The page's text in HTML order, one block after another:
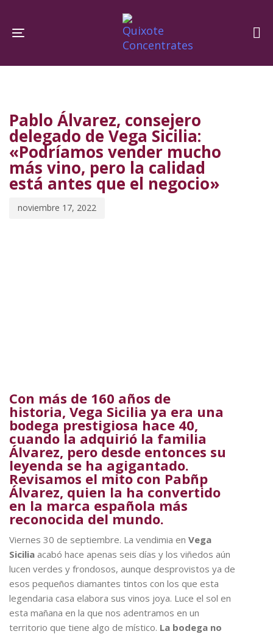
links
navigation
content
Toggle navigation
Pablo Álvarez, consejero
delegado de Vega Sicilia:
«Podríamos vender mucho
más vino, pero la calidad
está antes que el negocio»
noviembre 17, 2022
Con más de 160 años de
historia, Vega Sicilia ya era una
bodega prestigiosa hace 40,
cuando la adquirió la familia
Álvarez, pero desde entonces su
leyenda se ha agigantado.
Revisamos el mito con Pabñp
Álvarez, quien la ha convertido
en la marca española más
reconocida del mundo.
Viernes 30 de septiembre. La vendimia en Vega
Sicilia acabó hace apenas seis días y los viñedos aún
lucen verdes y frondosos, aunque desprovistos ya de
esos pequeños diamantes tintos con los que esta
legendaria casa elabora sus vinos joya. Luce el sol en
esta mañana en la que nos adentramos en un
territorio que tiene algo de místico. La bodega no